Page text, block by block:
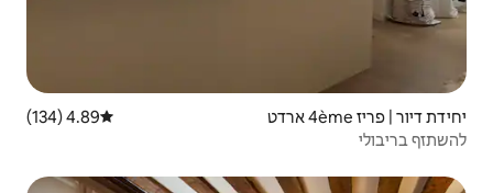
דירוג ממוצע של 4.89 מתוך 5, 134 ביקורות
4.89 (134)